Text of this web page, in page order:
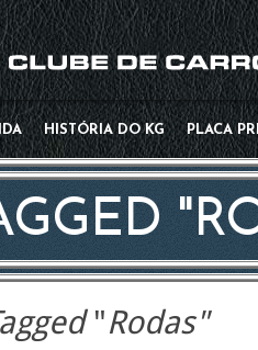
HISTÓRIA DO KG PLACA
"Rodas"